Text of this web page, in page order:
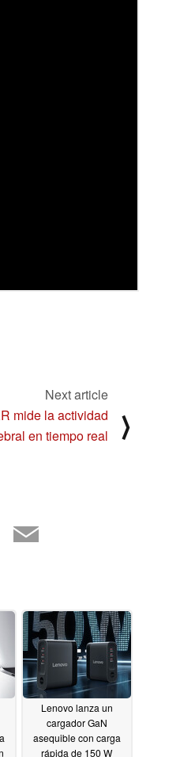
Next article
mide la actividad
en tiempo real
⟩
Lenovo lanza un
cargador GaN
asequible con carga
rápida de 150 W